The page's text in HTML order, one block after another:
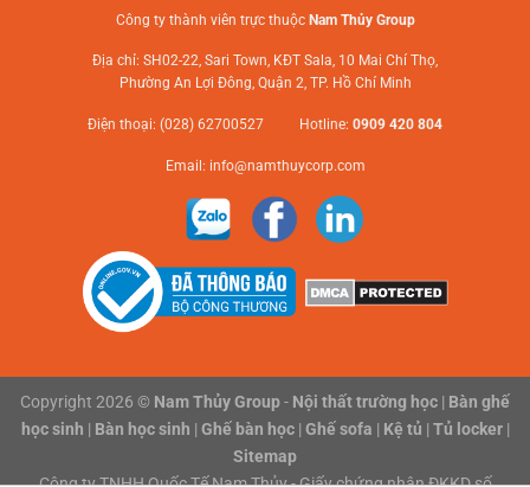
Công ty thành viên trực thuộc Nam Thủy Group
Địa chỉ: SH02-22, Sari Town, KĐT Sala, 10 Mai Chí Thọ,
Phường An Lợi Đông, Quận 2, TP. Hồ Chí Minh
Điện thoại: (028) 62700527 Hotline: 0909 420 804
Email: info@namthuycorp.com
Copyright 2026 © Nam Thủy Group- Nội thất trường học | Bàn ghế
học sinh | Bàn học sinh | Ghế bàn học| Ghế sofa | Kệ tủ | Tủ locker|
Sitemap